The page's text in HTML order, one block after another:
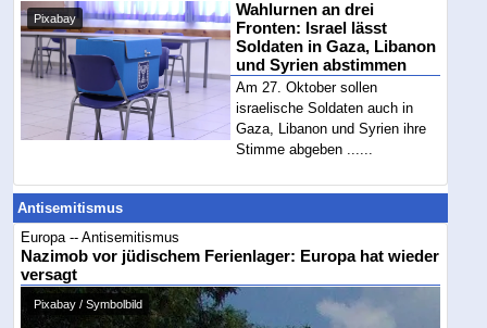
Pixabay
Wahlurnen an drei
Fronten: Israel lässt
Soldaten in Gaza, Libanon
und Syrien abstimmen
Am 27. Oktober sollen
israelische Soldaten auch in
Gaza, Libanon und Syrien ihre
Stimme abgeben ......
Antisemitismus
Europa -- Antisemitismus
Nazimob vor jüdischem Ferienlager: Europa hat wieder
versagt
Pixabay / Symbolbild